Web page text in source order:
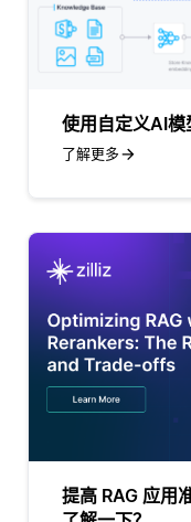
使用自定义AI模
了解更多
提高 RAG 应用